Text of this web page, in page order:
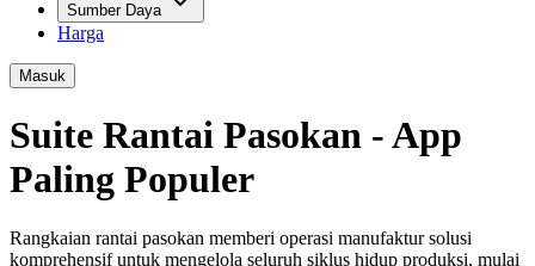
Sumber Daya
Harga
Masuk
Suite Rantai Pasokan - App
Paling Populer
Rangkaian rantai pasokan memberi operasi manufaktur solusi
komprehensif untuk mengelola seluruh siklus hidup produksi, mulai